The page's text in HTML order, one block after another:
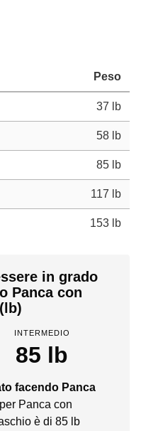
Peso
37 lb
58 lb
85 lb
117 lb
153 lb
in grado
Panca con
INTERMEDIO
85 lb
facendo Panca
Panca con
è di 85 lb